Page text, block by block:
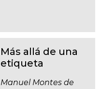
Más allá de una
etiqueta
Manuel Montes de